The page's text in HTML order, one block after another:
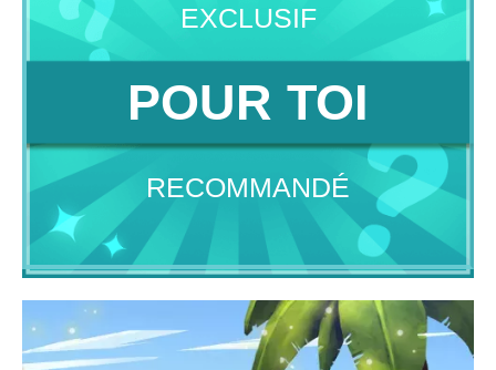
EXCLUSIF
POUR TOI
RECOMMANDÉ